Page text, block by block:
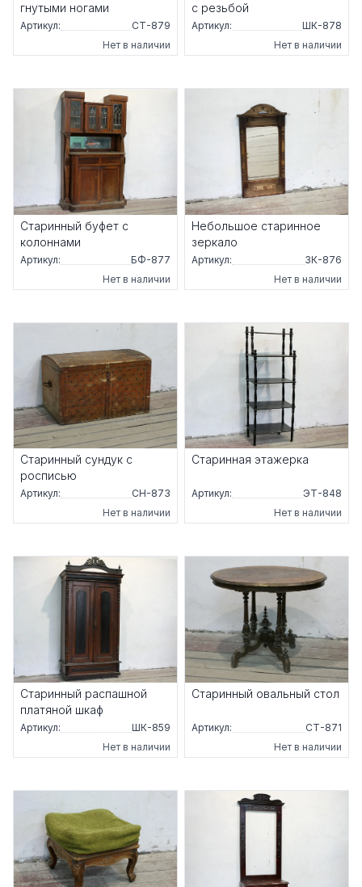
гнутыми ногами
Артикул:
СТ-879
Нет в наличии
с резьбой
Артикул:
ШК-878
Нет в наличии
Старинный буфет с
колоннами
Артикул:
БФ-877
Нет в наличии
Небольшое старинное
зеркало
Артикул:
ЗК-876
Нет в наличии
Старинный сундук с
росписью
Артикул:
СН-873
Нет в наличии
Старинная этажерка
Артикул:
ЭТ-848
Нет в наличии
Старинный распашной
платяной шкаф
Артикул:
ШК-859
Нет в наличии
Старинный овальный стол
Артикул:
СТ-871
Нет в наличии